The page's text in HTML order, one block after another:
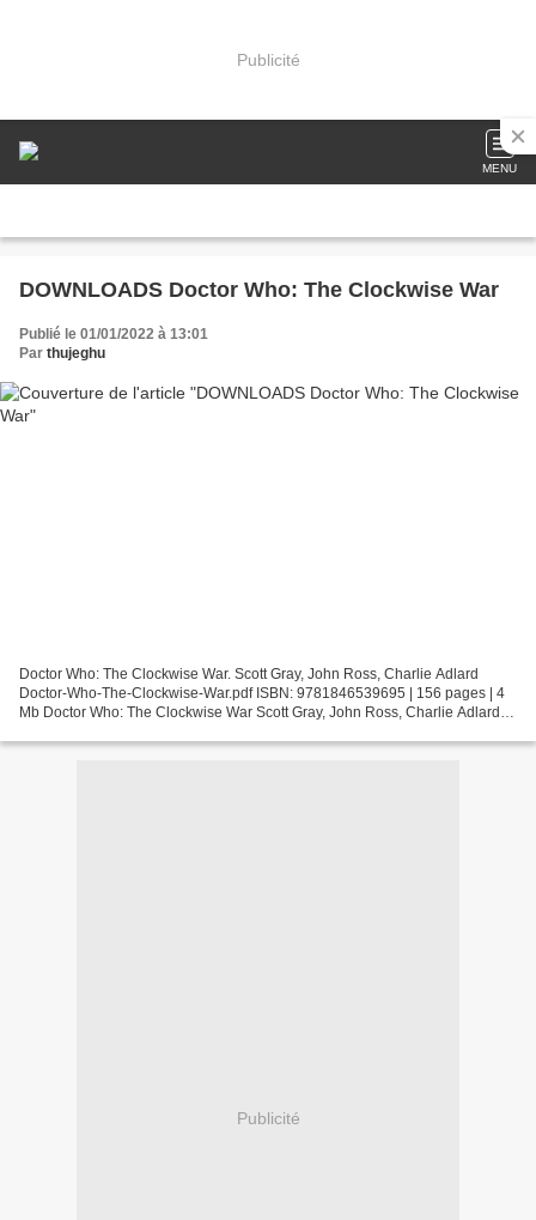
Publicité
MENU
DOWNLOADS Doctor Who: The Clockwise War
Publié le 01/01/2022 à 13:01
Par thujeghu
Doctor Who: The Clockwise War. Scott Gray, John Ross, Charlie Adlard
Doctor-Who-The-Clockwise-War.pdf ISBN: 9781846539695 | 156 pages | 4
Mb Doctor Who: The Clockwise War Scott Gray, John Ross, Charlie Adlard
Publicité